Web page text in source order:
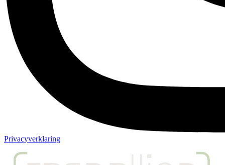
Privacyverklaring